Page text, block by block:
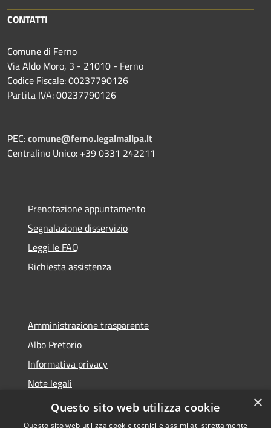
CONTATTI
Comune di Ferno
Via Aldo Moro, 3 - 21010 - Ferno
Codice Fiscale: 00237790126
Partita IVA: 00237790126
PEC:comune@ferno.legalmailpa.it
Centralino Unico: +39 0331 242211
Prenotazione appuntamento
Segnalazione disservizio
Leggi le FAQ
Richiesta assistenza
Amministrazione trasparente
Albo Pretorio
Informativa privacy
Note legali
Dichiarazione di accessibilità
×
Questo sito web utilizza cookie
Questo sito web utilizza cookie tecnici e assimilati strettamente